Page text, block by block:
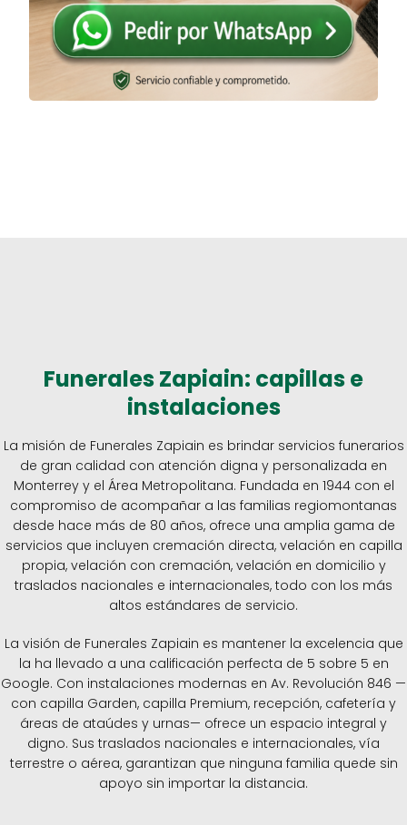
Funerales Zapiain: capillas e
instalaciones
La misión de Funerales Zapiain es brindar servicios funerarios
de gran calidad con atención digna y personalizada en
Monterrey y el Área Metropolitana. Fundada en 1944 con el
compromiso de acompañar a las familias regiomontanas
desde hace más de 80 años, ofrece una amplia gama de
servicios que incluyen cremación directa, velación en capilla
propia, velación con cremación, velación en domicilio y
traslados nacionales e internacionales, todo con los más
altos estándares de servicio.
La visión de Funerales Zapiain es mantener la excelencia que
la ha llevado a una calificación perfecta de 5 sobre 5 en
Google. Con instalaciones modernas en Av. Revolución 846 —
con capilla Garden, capilla Premium, recepción, cafetería y
áreas de ataúdes y urnas— ofrece un espacio integral y
digno. Sus traslados nacionales e internacionales, vía
terrestre o aérea, garantizan que ninguna familia quede sin
apoyo sin importar la distancia.